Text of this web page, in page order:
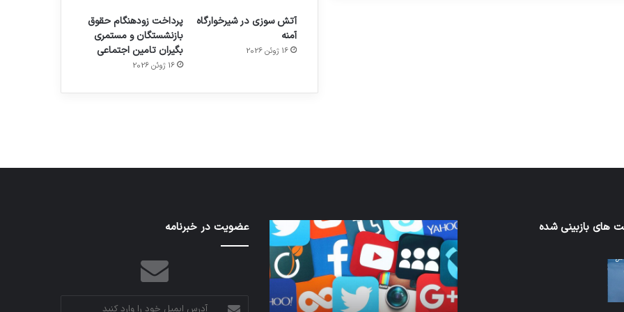
آتش سوزی در شیرخوارگاه
آمنه
16 ژوئن 2026
پرداخت زودهنگام حقوق
بازنشستگان و مستمری
بگیران تامین اجتماعی
16 ژوئن 2026
هدفون های 2023
های بازبینی شده
نخستین
وسیله
کاملا
خودران
نقلیه
اپل
تدابیرعضویت در خبرنامه
آدرس